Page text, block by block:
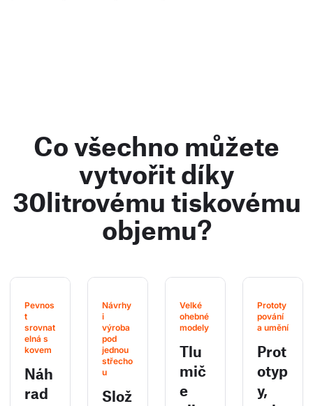
Co všechno můžete
vytvořit díky
30litrovému tiskovému
objemu?
Pevnos
t
srovnat
elná s
kovem
Náh
rad
Návrhy
i
výroba
pod
jednou
střecho
u
Slož
Velké
ohebné
modely
Tlu
mič
e
Prototy
pování
a umění
Prot
otyp
y,